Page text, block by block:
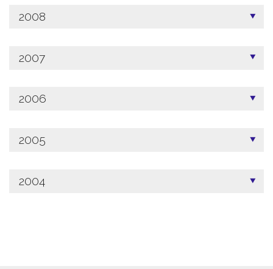
2008
2007
2006
2005
2004